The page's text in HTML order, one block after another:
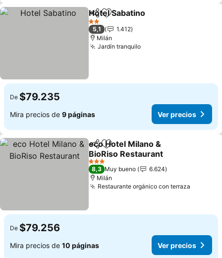
CompartirAgregar a favoritos
Hotel Sabatino
2 Estrellas
5,1
1.412
Milán
Jardín tranquiloVer precios
De $79.235
Mira precios de 9 páginas Ver precios
CompartirAgregar a favoritos
eco Hotel Milano &
BioRiso Restaurant
Ver precios
3 Estrellas
8,3 Muy bueno
6.624
Milán
Restaurante orgánico con terraza
De $79.256
Mira precios de 10 páginas Ver precios